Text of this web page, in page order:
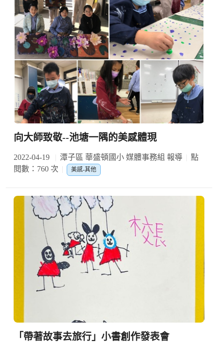
向大師致敬--池塘一隅的美感體現
2022-04-19 潭子區 華盛頓國小 媒體事務組 報導
點
閱數：760 次
美感-其他
「帶著故事去旅行」小書創作發表會